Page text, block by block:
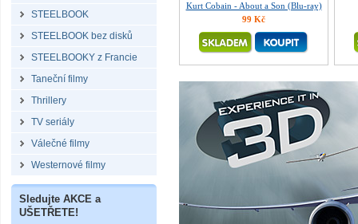
STEELBOOK
STEELBOOK bez disků
STEELBOOKY z Francie
Taneční filmy
Thrillery
TV seriály
Válečné filmy
Westernové filmy
Sledujte AKCE a
UŠETŘETE!
Kurt Cobain - About a Son (Blu-ray)
99 Kč